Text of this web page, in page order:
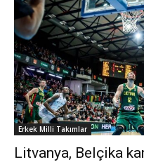
Erkek Milli Takımlar
Litvanya, Belçika